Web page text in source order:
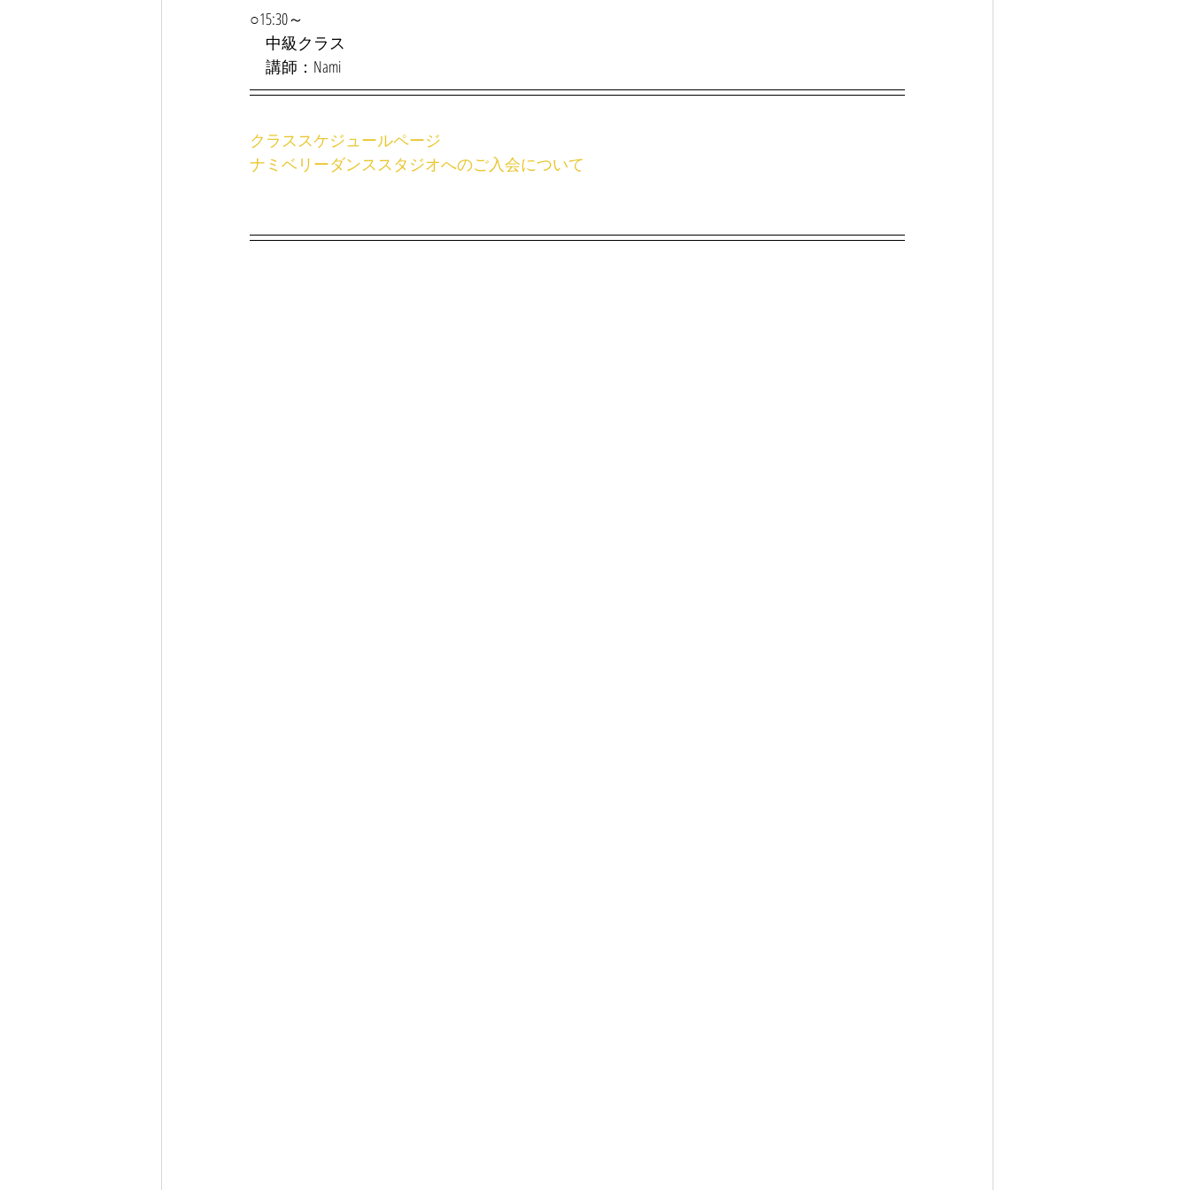
○15:30～
中級クラス
講師：Nami
クラススケジュールページ
ナミベリーダンススタジオへのご入会について